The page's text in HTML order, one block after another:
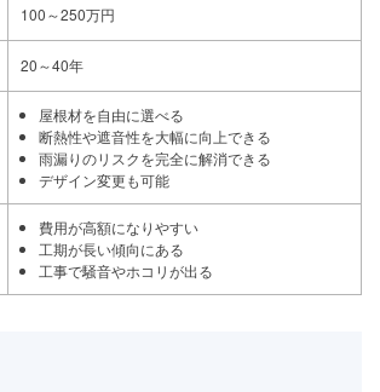
100～250万円
20～40年
屋根材を自由に選べる
断熱性や遮音性を大幅に向上できる
雨漏りのリスクを完全に解消できる
デザイン変更も可能
費用が高額になりやすい
工期が長い傾向にある
工事で騒音やホコリが出る